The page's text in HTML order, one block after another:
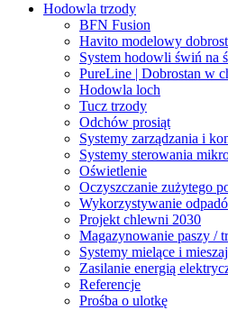
Hodowla trzody
BFN Fusion
Havito modelowy
System hodowli świń na
PureLine | Dobrostan w
Hodowla loch
Tucz trzody
Odchów prosiąt
Systemy zarządzania i
Systemy sterowania
Oświetlenie
Oczyszczanie zużytego
Wykorzystywanie
Projekt chlewni 2030
Magazynowanie paszy /
Systemy mielące i
Zasilanie energią
Referencje
Prośba o ulotkę